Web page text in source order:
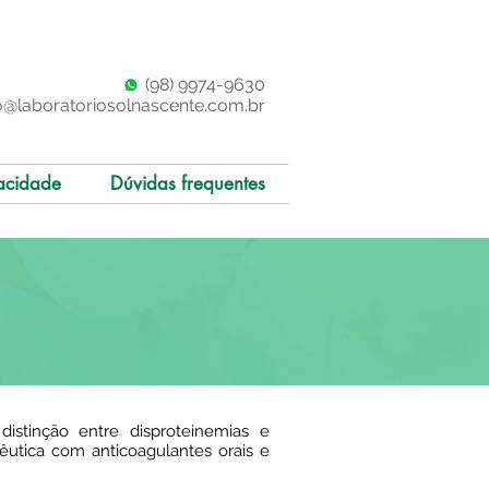
(98) 9974-9630
Dúvidas frequentes
entre disproteinemias e
com anticoagulantes orais e